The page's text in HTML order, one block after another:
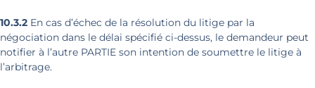
10.3.2 En cas d’échec de la résolution du litige par la
négociation dans le délai spécifié ci-dessus, le demandeur peut
notifier à l’autre PARTIE son intention de soumettre le litige à
l’arbitrage.